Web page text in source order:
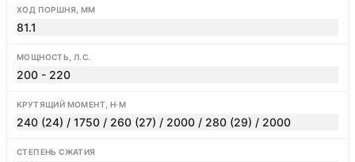
ХОД ПОРШНЯ, ММ
81.1
МОЩНОСТЬ, Л.С.
200 - 220
КРУТЯЩИЙ МОМЕНТ, Н·М
240 (24) / 1750 / 260 (27) / 2000 / 280 (29) / 2000
СТЕПЕНЬ СЖАТИЯ